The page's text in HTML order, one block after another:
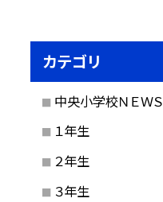
カテゴリ
中央小学校ＮＥＷＳ
１年生
２年生
３年生